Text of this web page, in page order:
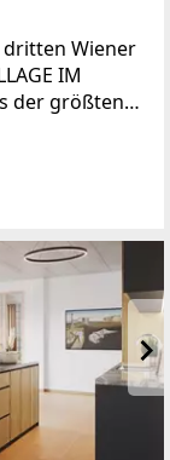
dritten Wiener
IM
der größten
elf